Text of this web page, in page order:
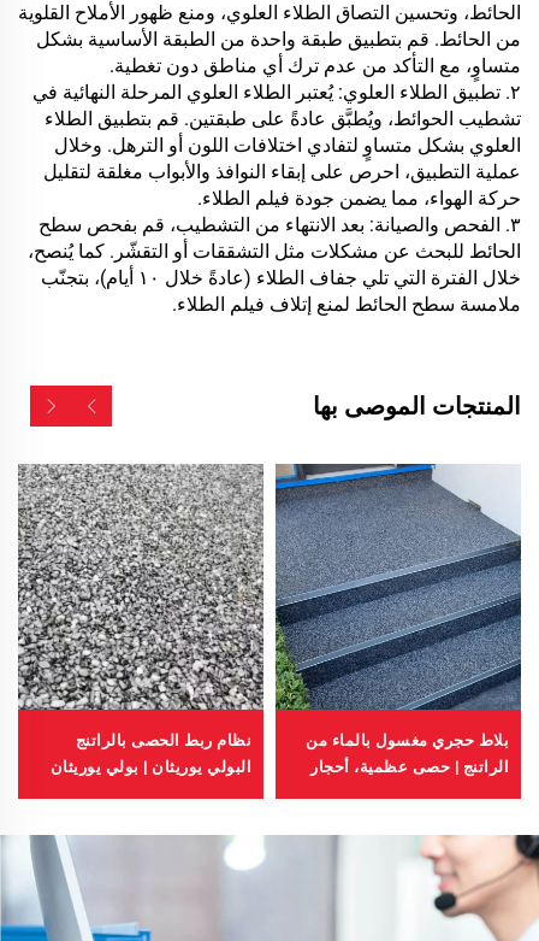
الحائط، وتحسين التصاق الطلاء العلوي، ومنع ظهور الأملاح القلوية
من الحائط. قم بتطبيق طبقة واحدة من الطبقة الأساسية بشكل
متساوٍ، مع التأكد من عدم ترك أي مناطق دون تغطية.
٢. تطبيق الطلاء العلوي: يُعتبر الطلاء العلوي المرحلة النهائية في
تشطيب الحوائط، ويُطبَّق عادةً على طبقتين. قم بتطبيق الطلاء
العلوي بشكل متساوٍ لتفادي اختلافات اللون أو الترهل. وخلال
عملية التطبيق، احرص على إبقاء النوافذ والأبواب مغلقة لتقليل
حركة الهواء، مما يضمن جودة فيلم الطلاء.
٣. الفحص والصيانة: بعد الانتهاء من التشطيب، قم بفحص سطح
الحائط للبحث عن مشكلات مثل التشققات أو التقشّر. كما يُنصح،
خلال الفترة التي تلي جفاف الطلاء (عادةً خلال ١٠ أيام)، بتجنّب
ملامسة سطح الحائط لمنع إتلاف فيلم الطلاء.
المنتجات الموصى بها
بلاط حجري مغسول بالماء من
الراتنج | حصى عظمية، أحجار
نظام ربط الحصى بالراتنج
البولي يوريثان | بولي يوريثان